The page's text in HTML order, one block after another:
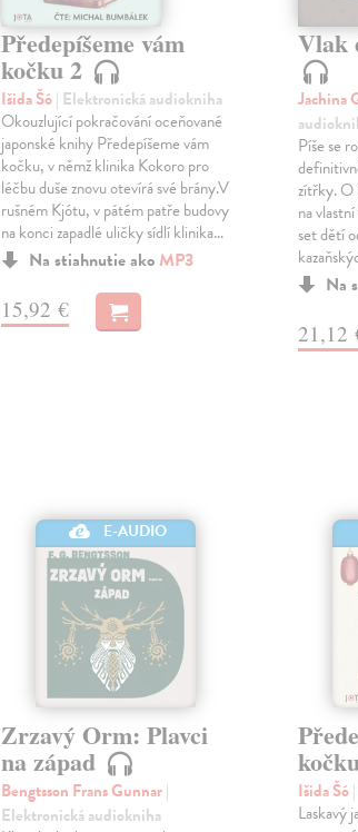
Předepíšeme vám
kočku 2
Išida Šó| Elektronická audiokniha
Okouzlující pokračování oceňované
japonské knihy Předepíšeme vám
kočku, v němž klinika Kokoro pro
léčbu duše znovu otevírá své brány.V
rušném Kjótu, v pátém patře budovy
na konci zapadlé uličky sídlí klinika…
Na stiahnutie ako MP3
15,92 €
Vlak
Jachina
Píše se
zítřky. O
na
set dětí
Na
21,12
E-AUDIO
Zrzavý Orm: Plavci
na západ
Bengtsson Frans Gunnar|
Elektronická audiokniha
Išida Šó
Laskavý